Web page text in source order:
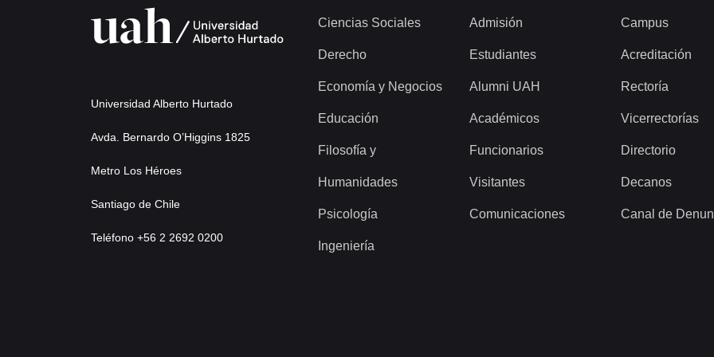
Universidad Alberto Hurtado
Avda. Bernardo O’Higgins 1825
Metro Los Héroes
Santiago de Chile
Teléfono +56 2 2692 0200
Ciencias Sociales
Derecho
Economía y Negocios
Educación
Filosofía y
Humanidades
Psicología
Ingeniería
Admisión
Estudiantes
Alumni UAH
Académicos
Funcionarios
Visitantes
Comunicaciones
Campus
Acreditación
Rectoría
Vicerrectorías
Directorio
Decanos
Canal de